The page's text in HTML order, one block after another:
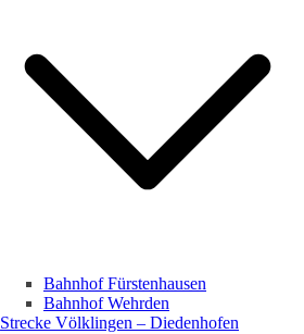
Bahnhof Fürstenhausen
Bahnhof Wehrden
Strecke Völklingen – Diedenhofen